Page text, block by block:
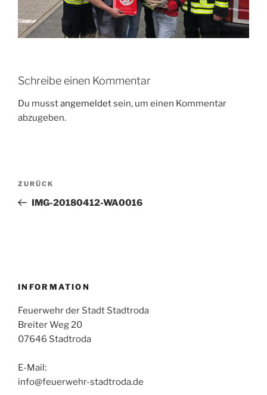
Schreibe einen Kommentar
Du musstangemeldetsein, um einen Kommentar
abzugeben.
Beitragsnavigation
Vorheriger
Beitrag
ZURÜCK
IMG-20180412-WA0016
INFORMATION
Feuerwehr der Stadt Stadtroda
Breiter Weg 20
07646 Stadtroda
E-Mail:
info@feuerwehr-stadtroda.de